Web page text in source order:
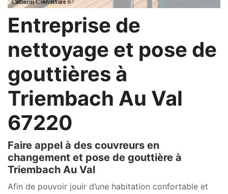
Entreprise de
nettoyage et pose de
gouttières à
Triembach Au Val
67220
Faire appel à des couvreurs en
changement et pose de gouttière à
Triembach Au Val
Afin de pouvoir jouir d’une habitation confortable et